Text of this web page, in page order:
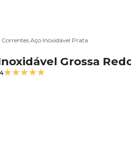
Correntes Aço Inoxidável Prata
Grossa